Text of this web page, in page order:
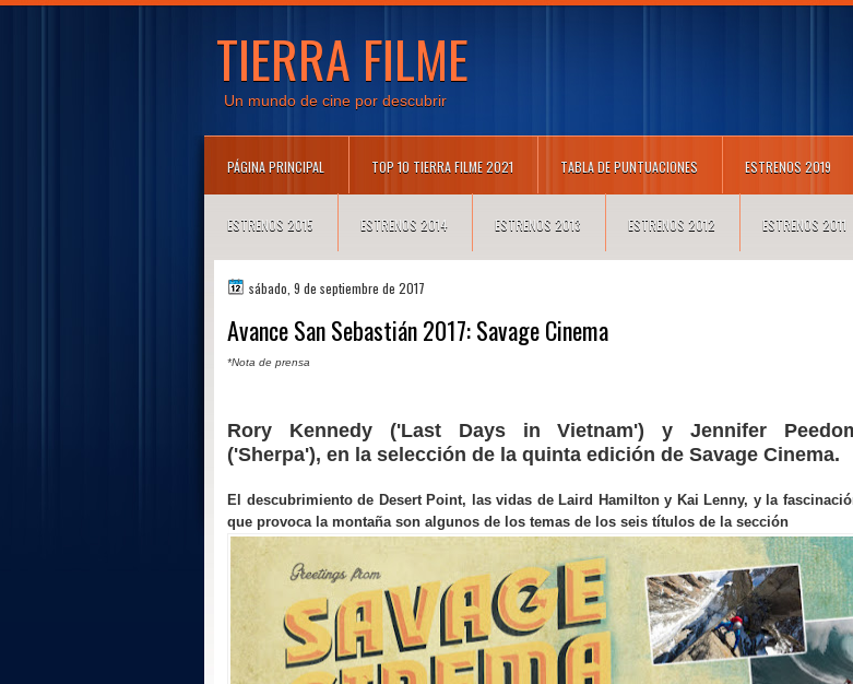
TIERRA FILME
Un mundo de cine por descubrir
PÁGINA PRINCIPAL TOP 10 TIERRA FILME 2021 TABLA DE PUNTUACIONES ESTRENOS 2019
ESTRENOS 2015 ESTRENOS 2014 ESTRENOS 2013 ESTRENOS 2012 ESTRENOS 2011
sábado, 9 de septiembre de 2017
Avance San Sebastián 2017: Savage Cinema
*Nota de prensa
Rory Kennedy ('Last Days in Vietnam') y Jennifer
('Sherpa'), en la selección de la quinta edición de Savage Cinema.
El descubrimiento de Desert Point, las vidas de Laird Hamilton y Kai Lenny, y la
que provoca la montaña son algunos de los temas de los seis títulos de la sección